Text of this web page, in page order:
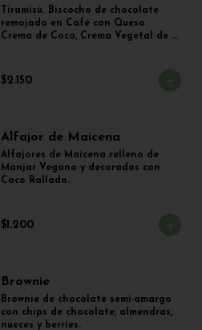
Tiramisú. Biscocho de chocolate
remojado en Café con Queso
Crema de Coco, Crema Vegetal de
$2.150
Alfajor de Maicena
Alfajores de Maicena relleno de
Manjar Vegano y decorados con
Coco Rallado.
$1.200
Brownie
Brownie de chocolate semi-amargo
con chips de chocolate, almendras,
nueces y berries.